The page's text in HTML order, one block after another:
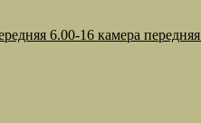
6.00-16 камера передняя